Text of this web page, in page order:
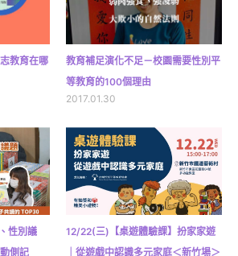
教育在哪
教育補足演化不足－校園需要性別平
等教育的100個理由
2017.01.30
性別議
側記
12/22(三)【桌遊體驗課】扮家家遊
｜從遊戲中認識多元家庭＜新竹場＞